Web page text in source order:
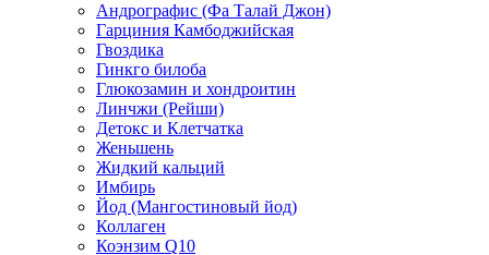
Андрографис (Фа Талай Джон)
Гарциния Камбоджийская
Гвоздика
Гинкго билоба
Глюкозамин и хондроитин
Линчжи (Рейши)
Детокс и Клетчатка
Женьшень
Жидкий кальций
Имбирь
Йод (Мангостиновый йод)
Коллаген
Коэнзим Q10